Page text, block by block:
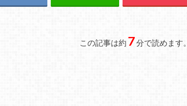
この記事は約 7分で読めます。